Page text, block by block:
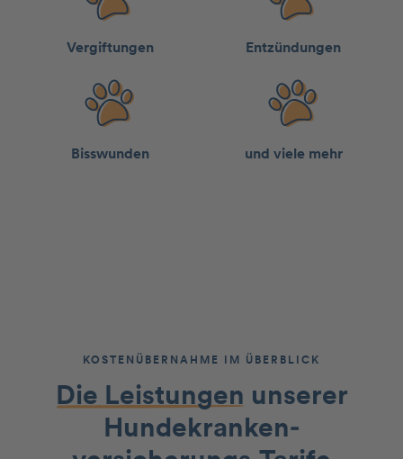
Vergiftungen Entzündungen
Bisswun­den und viele mehr
KOSTENÜBERNAHME IM ÜBERBLICK
Die Leistungen unserer
Hundekranken­